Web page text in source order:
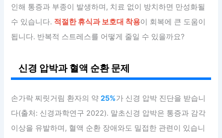
인해 통증과 부종이 발생하며, 치료 없이 방치하면 만성화될
수 있습니다. 적절한 휴식과 보호대 착용이 회복에 큰 도움이
됩니다. 반복적 스트레스를 어떻게 줄일 수 있을까요?
신경 압박과 혈액 순환 문제
손가락 찌릿거림 환자의 약25%가 신경 압박 진단을 받습니
다(출처: 신경과학연구 2022). 말초신경 압박은 통증과 감각
이상을 유발하며, 혈액 순환 장애와도 밀접한 관련이 있습니